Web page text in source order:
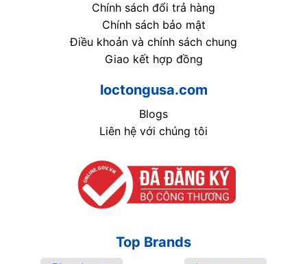
Chính sách đổi trả hàng
Chính sách bảo mật
Điều khoản và chính sách chung
Giao kết hợp đồng
loctongusa.com
Blogs
Liên hệ với chúng tôi
Top Brands